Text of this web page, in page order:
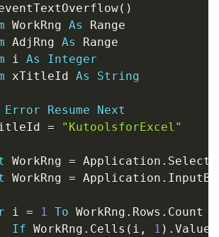
( )
WorkRng As Range
AdjRng As Range
i As
Integer
xTitleId As String
Error Resume
Next
= "KutoolsforExcel"
WorkRng = Application .
WorkRng = Application .
i = 1 To WorkRng . Rows . Count
If WorkRng . Cells ( i , 1 ) . Value